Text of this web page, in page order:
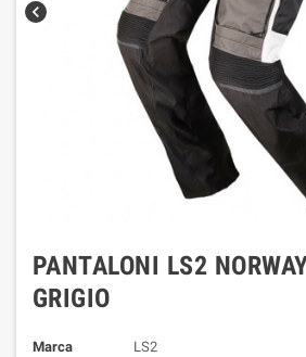
chevron_left
PANTALONI LS2
GRIGIO
Marca
LS2